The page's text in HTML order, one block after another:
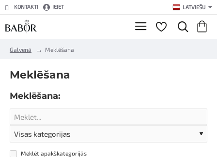
KONTAKTI IEIET LATVIEŠU
Galvenā
e
Meklēšana
Meklēšana
Meklēšana:
Meklēt apakškategorijās